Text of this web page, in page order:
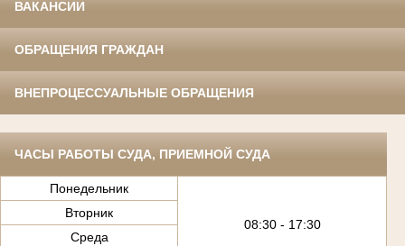
ВАКАНСИИ
ОБРАЩЕНИЯ ГРАЖДАН
ВНЕПРОЦЕССУАЛЬНЫЕ ОБРАЩЕНИЯ
ЧАСЫ РАБОТЫ СУДА, ПРИЕМНОЙ СУДА
Понедельник
08:30 - 17:30
Вторник
Среда